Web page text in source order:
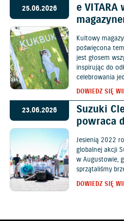
25.06.2026
e
Kultowy
poświęcona
jest głosem
inspirując do
celebrowania
DOWIEDZ SIĘ
23.06.2026
Suzuki
powraca
Jesienią 2022
globalnej akcji
w Augustowie,
sprzątaliśmy
DOWIEDZ SIĘ